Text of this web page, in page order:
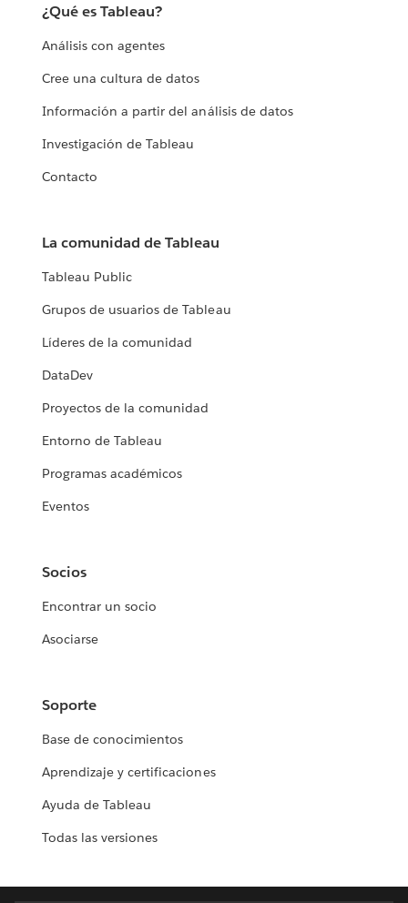
¿Qué es Tableau?
Análisis con agentes
Cree una cultura de datos
Información a partir del análisis de datos
Investigación de Tableau
Contacto
La comunidad de Tableau
Tableau Public
Grupos de usuarios de Tableau
Líderes de la comunidad
DataDev
Proyectos de la comunidad
Entorno de Tableau
Programas académicos
Eventos
Socios
Encontrar un socio
Asociarse
Soporte
Base de conocimientos
Aprendizaje y certificaciones
Ayuda de Tableau
Todas las versiones